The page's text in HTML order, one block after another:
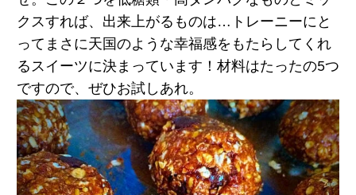
クスすれば、出来上がるものは…トレーニーにと
ってまさに天国のような幸福感をもたらしてくれ
るスイーツに決まっています！材料はたったの5つ
ですので、ぜひお試しあれ。